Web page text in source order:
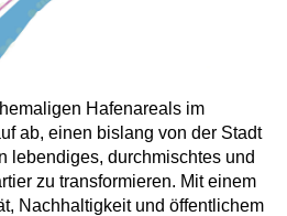
Hafenareals im
ab, einen bislang von der Stadt
lebendiges, durchmischtes und
zu transformieren. Mit einem
Nachhaltigkeit und öffentlichem